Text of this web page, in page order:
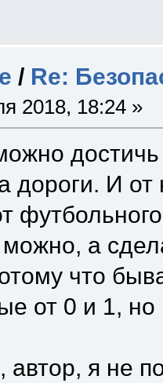
/ Re:
2018, 18:24 »
дороги. И
а
что
от 0 и 1,
я не